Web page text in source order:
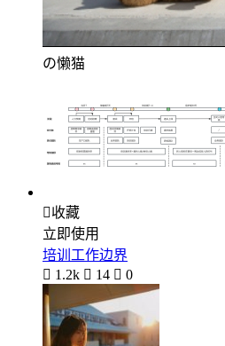
の懒猫
收藏
立即使用
培训工作边界
 1.2k  14  0